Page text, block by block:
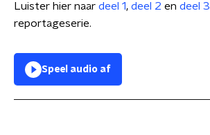
Luister hier naar deel 1, deel 2 en deel 3
reportageserie.
Speel audio af